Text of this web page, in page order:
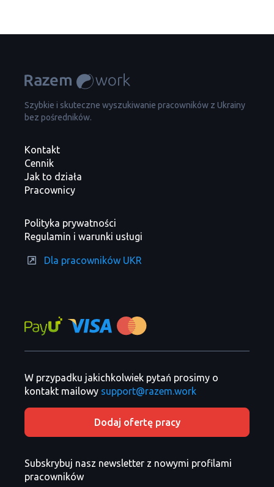
Szybkie i skuteczne wyszukiwanie pracowników z Ukrainy
bez pośredników.
Kontakt
Cennik
Jak to działa
Pracownicy
Polityka prywatności
Regulamin i warunki usługi
Dla pracowników UKR
W przypadku jakichkolwiek pytań prosimy o
kontakt mailowy support@razem.work
Dodaj ofertę pracy
Subskrybuj nasz newsletter z nowymi profilami
pracowników